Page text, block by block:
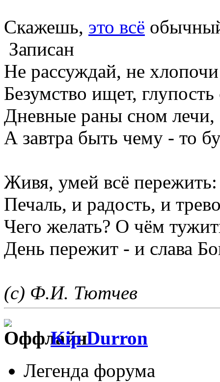
Скажешь, это всё
Записан
Не рассуждай, не
Безумство ищет, глупость
Дневные раны сном лечи,
А завтра быть чему - то
Живя, умей всё пережить:
Печаль, и радость, и
Чего желать? О чём
День пережит - и слава
(с) Ф.И. Тютчев
Kip Durron
Легенда форума